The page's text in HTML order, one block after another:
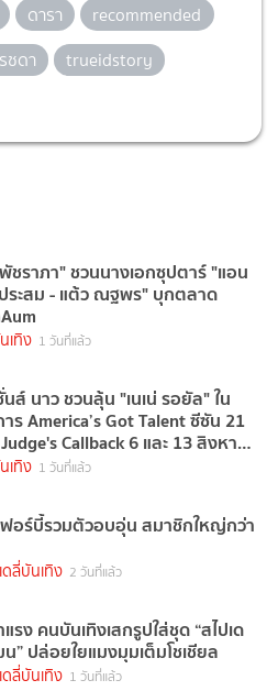
ดารา
recommended
ชดา trueidstory
ชราภา" ชวนนางเอกซุปตาร์ "แอน
ระสม - แต้ว ณฐพร" บุกตลาด
เทิง 1 วันที่แล้ว
ส์ นาว ชวนลุ้น "เนเน่ รอยัล" ใน
ร America’s Got Talent ซีซัน 21
Callback 6 และ 13 สิงหาคม
เทิง 1 วันที่แล้ว
ฟอร์บี้รวมตัวอบอุ่น สมาชิกใหญ่กว่า
ดลี่บันเทิง 2 วันที่แล้ว
รง คนบันเทิงเสกรูปใส่ชุด “สไปเด
” ปล่อยใยแมงมุมเต็มโชเชียล
ดลี่บันเทิง 1 วันที่แล้ว